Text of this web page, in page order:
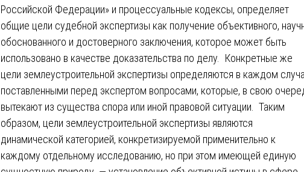
Российской Федерации» и процессуальные кодексы, определяет
общие цели судебной экспертизы как получение объективного,
обоснованного и достоверного заключения, которое может быть
использовано в качестве доказательства по делу. Конкретные же
цели землеустроительной экспертизы определяются в каждом
поставленными перед экспертом вопросами, которые, в свою
вытекают из существа спора или иной правовой ситуации. Таким
образом, цели землеустроительной экспертизы являются
динамической категорией, конкретизируемой применительно к
каждому отдельному исследованию, но при этом имеющей единую